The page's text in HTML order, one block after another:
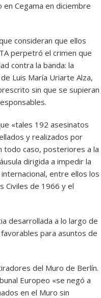
en Cegama en diciembre
consideran que ellos
perpetró el crimen que
contra la banda: la
Luis María Uriarte Alza,
sin que se supieran
«tales 192 asesinatos
y realizados por
todo caso, posteriores a la
dirigida a impedir la
entre ellos los
Civiles de 1966 y el
desarrollada a lo largo de
para asuntos de
del Muro de Berlín.
Europeo «se negó a
en el Muro sin